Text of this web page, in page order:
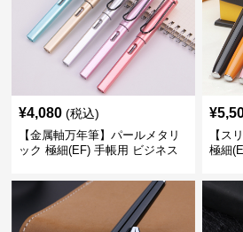
¥4,080 (税込)
【金属軸万年筆】パールメタリ
ック 極細(EF) 手帳用 ビジネス
る
¥
【ス
極細
ート